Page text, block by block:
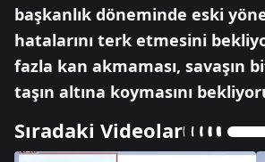
başkanlık döneminde eski
hatalarını terk etmesini
fazla kan akmaması, savaşın
taşın altına koymasını
Sıradaki Videolar